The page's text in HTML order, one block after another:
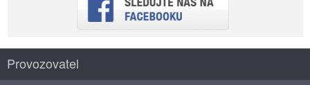
Provozovatel